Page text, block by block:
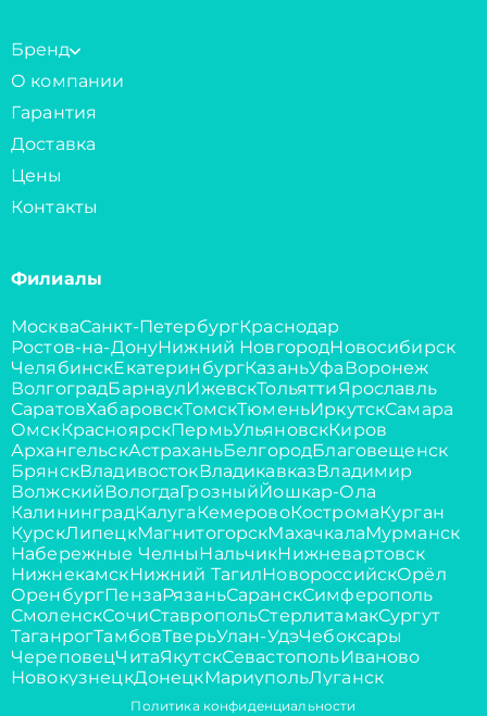
Бренд
О компании
Гарантия
Доставка
Цены
Контакты
Филиалы
МоскваСанкт-ПетербургКраснодар
Ростов-на-ДонуНижний НовгородНовосибирск
ЧелябинскЕкатеринбургКазаньУфаВоронеж
ВолгоградБарнаулИжевскТольяттиЯрославль
СаратовХабаровскТомскТюменьИркутскСамара
ОмскКрасноярскПермьУльяновскКиров
АрхангельскАстраханьБелгородБлаговещенск
БрянскВладивостокВладикавказВладимир
ВолжскийВологдаГрозныйЙошкар-Ола
КалининградКалугаКемеровоКостромаКурган
КурскЛипецкМагнитогорскМахачкалаМурманск
Набережные ЧелныНальчикНижневартовск
НижнекамскНижний ТагилНовороссийскОрёл
ОренбургПензаРязаньСаранскСимферополь
СмоленскСочиСтавропольСтерлитамакСургут
ТаганрогТамбовТверьУлан-УдэЧебоксары
ЧереповецЧитаЯкутскСевастопольИваново
НовокузнецкДонецкМариупольЛуганск
Политика конфиденциальности